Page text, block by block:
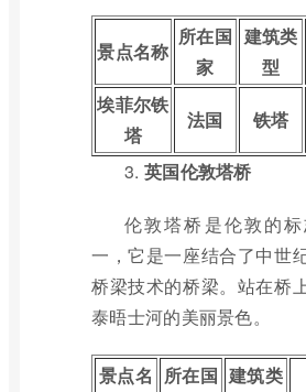
景点名称
所在国
家
建筑类
型
埃菲尔铁
塔
法国 铁塔
3. 英国伦敦塔桥
伦敦塔桥是伦敦的
一，它是一座结合了中世
桥梁技术的桥梁。站在桥
泰晤士河的美丽景色。
景点名 所在国 建筑类